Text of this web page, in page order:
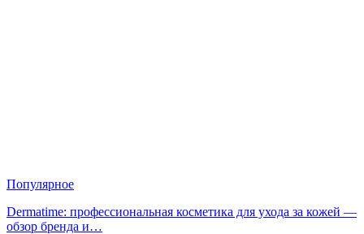
Популярное
Dermatime: профессиональная косметика для ухода за кожей —
обзор бренда и…